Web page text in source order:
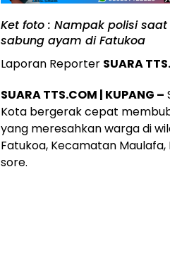
Ket foto : Nampak polisi
sabung ayam di Fatukoa
Laporan Reporter SUARA
SUARA TTS.COM | KUPANG –
Kota bergerak cepat
yang meresahkan warga di
Fatukoa, Kecamatan
sore.